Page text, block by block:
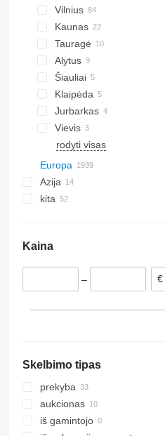
Vilnius
Kaunas
Tauragė
Alytus
Šiauliai
Klaipėda
Jurbarkas
Vievis
rodyti visas
Europa
Rumunija
Ispanija
Stoke-on-Trent
Doncaster
Maltby
Armagh
Azija
kita
Čilė
Brazilija
Kaina
–
Skelbimo tipas
prekyba
aukcionas
iš gamintojo